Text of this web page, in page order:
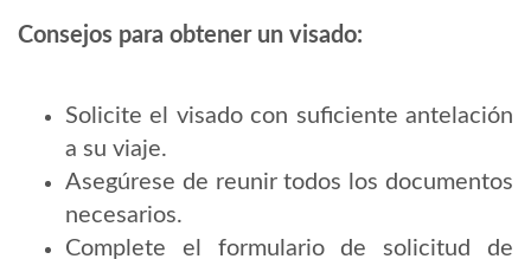
Consejos para obtener un visado:
Solicite el visado con suficiente antelación
a su viaje.
Asegúrese de reunir todos los documentos
necesarios.
Complete el formulario de solicitud de